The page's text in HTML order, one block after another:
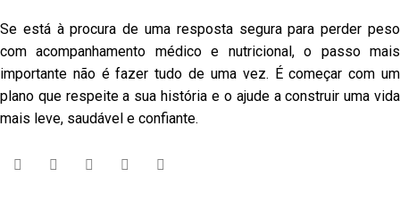
Se está à procura de uma resposta segura para perder peso
com acompanhamento médico e nutricional, o passo mais
importante não é fazer tudo de uma vez. É começar com um
plano que respeite a sua história e o ajude a construir uma vida
mais leve, saudável e confiante.